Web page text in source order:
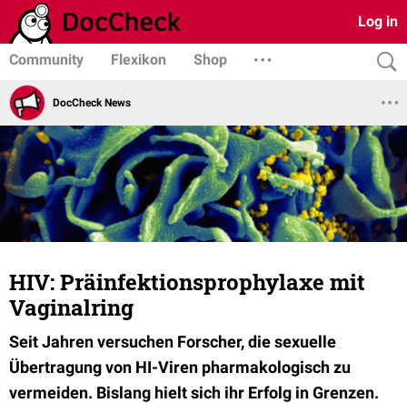
Log in
Community Flexikon Shop
DocCheck News
HIV: Präinfektionsprophylaxe mit
Vaginalring
Seit Jahren versuchen Forscher, die sexuelle
Übertragung von HI-Viren pharmakologisch zu
vermeiden. Bislang hielt sich ihr Erfolg in Grenzen.